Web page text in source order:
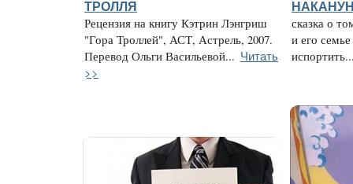
ТРОЛЛЯ
Рецензия на книгу Кэтрин Лэнгриш
"Гора Троллей", АСТ, Астрель, 2007.
Перевод Ольги Васильевой... Читать
>>
сказка о
и его